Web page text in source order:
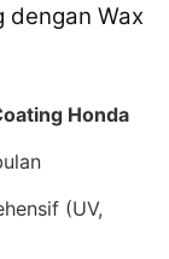
dengan Wax
Honda
(UV,